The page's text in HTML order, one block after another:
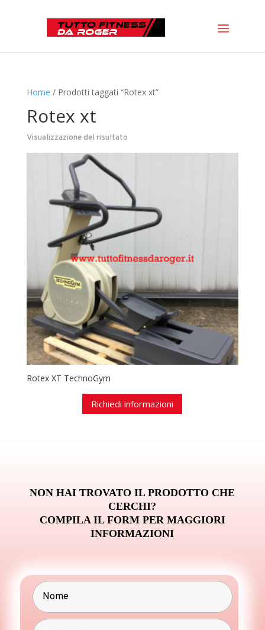
Home / Prodotti taggati “Rotex xt”
Rotex xt
Visualizzazione del risultato
Rotex XT TechnoGym
Richiedi informazioni
NON HAI TROVATO IL PRODOTTO CHE
CERCHI?
COMPILA IL FORM PER MAGGIORI
INFORMAZIONI